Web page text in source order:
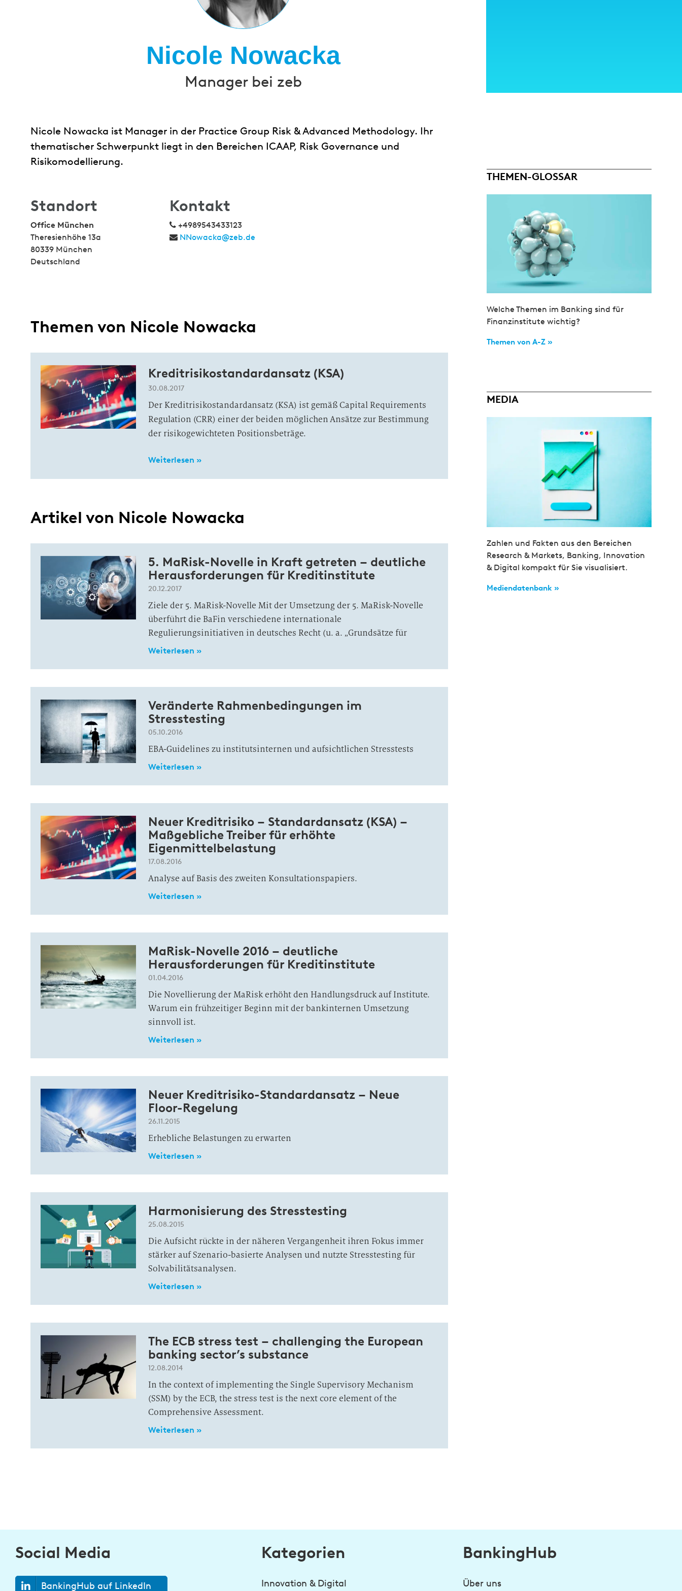
Nicole Nowacka
Manager bei zeb
Nicole Nowacka ist Manager in der Practice Group Risk & Advanced Methodology. Ihr
thematischer Schwerpunkt liegt in den Bereichen ICAAP, Risk Governance und
Risikomodellierung.
Standort
Office München
Theresienhöhe 13a
80339 München
Deutschland
Kontakt
+4989543433123
NNowacka@zeb.de
Themen von Nicole Nowacka
Kreditrisikostandardansatz (KSA)
30.08.2017
Der Kreditrisikostandardansatz (KSA) ist gemäß Capital Requirements
Regulation (CRR) einer der beiden möglichen Ansätze zur Bestimmung
der risikogewichteten Positionsbeträge.
Weiterlesen »
Artikel von Nicole Nowacka
5. MaRisk-Novelle in Kraft getreten – deutliche
Herausforderungen für Kreditinstitute
20.12.2017
Ziele der 5. MaRisk-Novelle Mit der Umsetzung der 5. MaRisk-Novelle
überführt die BaFin verschiedene internationale
Regulierungsinitiativen in deutsches Recht (u. a. „Grundsätze für
Weiterlesen »
Veränderte Rahmenbedingungen im
Stresstesting
05.10.2016
EBA-Guidelines zu institutsinternen und aufsichtlichen Stresstests
Weiterlesen »
Neuer Kreditrisiko – Standardansatz (KSA) –
Maßgebliche Treiber für erhöhte
Eigenmittelbelastung
17.08.2016
Analyse auf Basis des zweiten Konsultationspapiers.
Weiterlesen »
MaRisk-Novelle 2016 – deutliche
Herausforderungen für Kreditinstitute
01.04.2016
Die Novellierung der MaRisk erhöht den Handlungsdruck auf Institute.
Warum ein frühzeitiger Beginn mit der bankinternen Umsetzung
sinnvoll ist.
Weiterlesen »
Neuer Kreditrisiko-Standardansatz – Neue
Floor-Regelung
26.11.2015
Erhebliche Belastungen zu erwarten
Weiterlesen »
Harmonisierung des Stresstesting
25.08.2015
Die Aufsicht rückte in der näheren Vergangenheit ihren Fokus immer
stärker auf Szenario-basierte Analysen und nutzte Stresstesting für
Solvabilitätsanalysen.
Weiterlesen »
The ECB stress test – challenging the European
banking sector’s substance
12.08.2014
In the context of implementing the Single Supervisory Mechanism
(SSM) by the ECB, the stress test is the next core element of the
Comprehensive Assessment.
Weiterlesen »
THEMEN-GLOSSAR
Welche Themen im Banking sind für
Finanzinstitute wichtig?
Themen von A-Z »
MEDIA
Zahlen und Fakten aus den Bereichen
Research & Markets, Banking, Innovation
& Digital kompakt für Sie visualisiert.
Mediendatenbank »
Social Media
BankingHub auf LinkedIn
Kategorien
Innovation & Digital
BankingHub
Über uns